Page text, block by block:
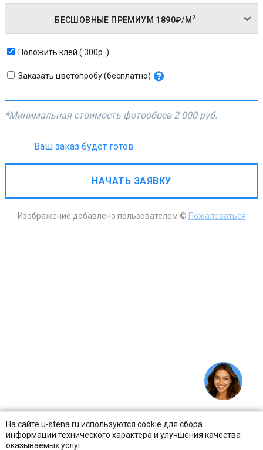
На сайте u-stena.ru используются cookie для сбора
информации технического характера и улучшения качества
оказываемых услуг.
БЕСШОВНЫЕ ПРЕМИУМ 1890₽/М 2
Положить клей ( 300р. )
Заказать цветопробу (бесплатно)
*Минимальная стоимость фотообоев 2 000 руб.
Ваш заказ будет готов
НАЧАТЬ ЗАЯВКУ
Изображение добавлено пользователем © Пожаловаться